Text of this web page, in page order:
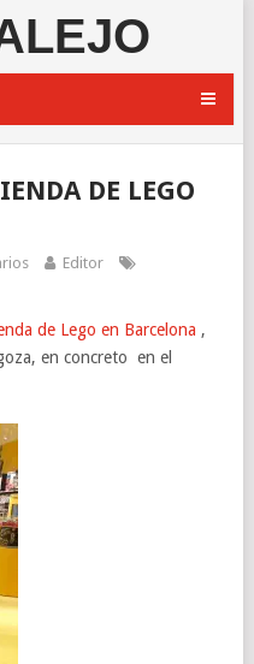
DE LEGO
Editor
de Lego en Barcelona ,
en concreto en el